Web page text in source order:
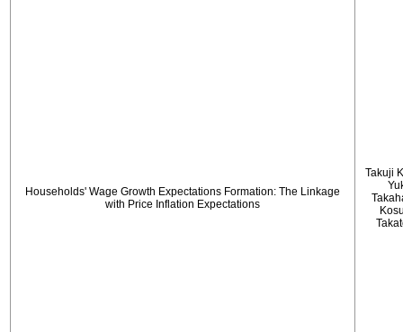
Households' Wage Growth Expectations Formation: The Linkage
with Price Inflation Expectations
Takuji